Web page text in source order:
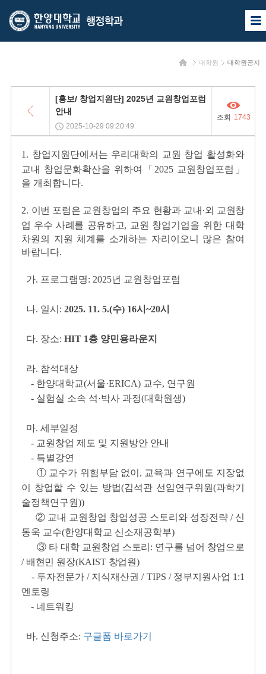
한
양
교
양
교
행
정
학
과
사
이
열
홈 대학원 대학원공지
[홍보/ 창업지원단] 2025년 교원창업포럼
안내
조회 1743
2025-10-29 09:20:49
1. 창업지원단에서는 우리대학의 교원 창업 활성화와
교내 창업문화확산을 위하여
「2025 교원창업포럼」
을 개최합니다.
2. 이번 포럼은 교원창업의 주요 현황과 교내·외 교원창
업 우수 사례를 공유하고, 교원 창업기업을 위한 대학
차원의 지원 체계를 소개하는 자리이오니 많은 참여
바랍니다.
가. 프로그램명: 2025년 교원창업포럼
나. 일시: 2025. 11. 5.(수) 16시~20시
다. 장소: HIT 1층 양민용라운지
라. 참석대상
- 한양대학교(서울·ERICA) 교수, 연구원
- 실험실 소속 석·박사 과정(대학원생)
마. 세부일정
- 교원창업 제도 및 지원방안 안내
- 특별강연
① 교수가 위험부담 없이, 교육과 연구에도 지장없
이 창업할 수 있는 방법(김석관 선임연구위원(과학기
술정책연구원))
② 교내 교원창업 창업성공 스토리와 성장전략 / 신
동욱 교수(한양대학교 신소재공학부)
③ 타 대학 교원창업 스토리: 연구를 넘어 창업으로
/ 배현민 원장(KAIST 창업원)
- 투자전문가 / 지식재산권 / TIPS / 정부지원사업 1:1
멘토링
- 네트워킹
바. 신청주소: 구글폼 바로가기